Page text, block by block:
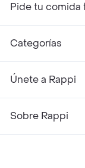
Pide tu comida
Categorías
Únete a Rappi
Sobre Rappi